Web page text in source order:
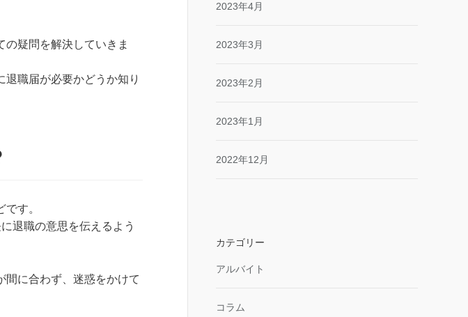
疑問を解決していきま
退職届が必要かどうか知り
す。
退職の意思を伝えるよう
間に合わず、迷惑をかけて
2023年4月
2023年3月
2023年2月
2023年1月
2022年12月
カテゴリー
アルバイト
コラム